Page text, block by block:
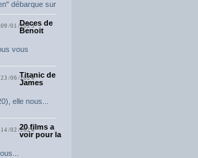
débarque sur
09/01/2025Deces de
Benoit
vous
23/06/2024Titanic de
James
elle nous...
14/02/202420 films a
voir pour la